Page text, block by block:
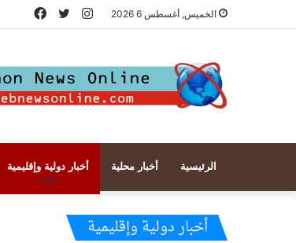
الخميس, أغسطس 6 2026 فيسبوكتويتر
انستقرام
الرئيسية أخبار محلية أخبار دولية وإقليمية
أخبار دولية وإقليمية